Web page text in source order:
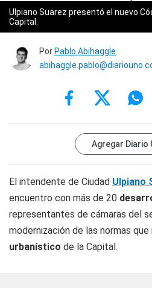
Ulpiano Suarez presentó el nuevo
Capital.
Por Pablo Abihaggle
Agregar Diario
El intendente de Ciudad Ulpiano
encuentro con más de 20
representantes de cámaras del
modernización de las normas que
urbanístico de la Capital.